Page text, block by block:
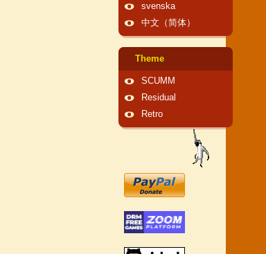
svenska
中文（简体）
Theme
SCUMM
Residual
Retro